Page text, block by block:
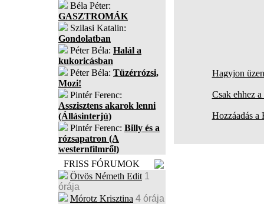
Béla Péter:
GASZTROMÁK
Szilasi Katalin:
Gondolatban
Péter Béla: Halál a
kukoricásban
Péter Béla: Tüzérrózsi,
Mozi!
Pintér Ferenc:
Asszisztens akarok lenni
(Állásinterjú)
Pintér Ferenc: Billy és a
rózsapatron (A
westernfilmről)
FRISS FÓRUMOK
Ötvös Németh Edit 1
órája
Mórotz Krisztina 4 órája
Hagyjon
Csak ehhez
Hozzáadás